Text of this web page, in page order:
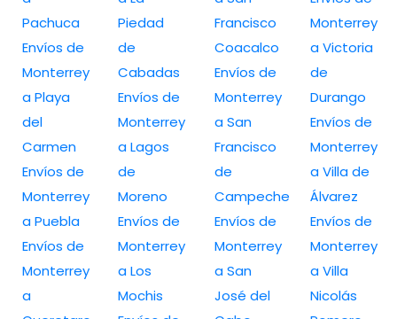
Pachuca
Envíos de
Monterrey
a Playa
del
Carmen
Envíos de
Monterrey
a Puebla
Envíos de
Monterrey
a
Piedad
de
Cabadas
Envíos de
Monterrey
a Lagos
de
Moreno
Envíos de
Monterrey
a Los
Mochis
Francisco
Coacalco
Envíos de
Monterrey
a San
Francisco
de
Campeche
Envíos de
Monterrey
a San
José del
Monterrey
a Victoria
de
Durango
Envíos de
Monterrey
a Villa de
Álvarez
Envíos de
Monterrey
a Villa
Nicolás